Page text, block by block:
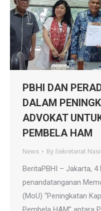
PBHI DAN
DALAM
ADVOKAT
PEMBELA HAM
News By Sekretariat
BeritaPBHI – Jakarta, 4
penandatanganan
(MoU) “Peningkatan